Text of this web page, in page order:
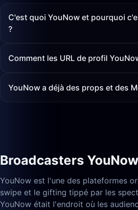
C'est quoi YouNow et pourquoi
?
Comment les URL de profil
YouNow a déjà des props et des
Broadcasters
YouNow est l'une des plateformes
swipe et le gifting tippé par les
YouNow était l'endroit où les